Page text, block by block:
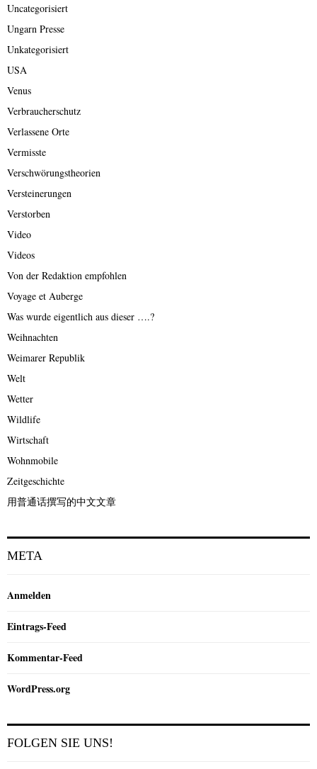
Uncategorisiert
Ungarn Presse
Unkategorisiert
USA
Venus
Verbraucherschutz
Verlassene Orte
Vermisste
Verschwörungstheorien
Versteinerungen
Verstorben
Video
Videos
Von der Redaktion empfohlen
Voyage et Auberge
Was wurde eigentlich aus dieser ….?
Weihnachten
Weimarer Republik
Welt
Wetter
Wildlife
Wirtschaft
Wohnmobile
Zeitgeschichte
用普通话撰写的中文文章
META
Anmelden
Eintrags-Feed
Kommentar-Feed
WordPress.org
FOLGEN SIE UNS!